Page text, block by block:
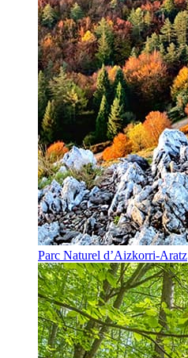
Parc Naturel d’Aizkorri-Aratz